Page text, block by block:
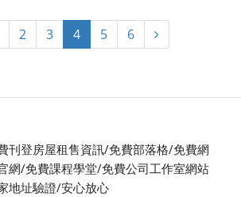
2 3 44 5 6
刊登房屋租售資訊/免費部落格/免費網
網/免費課程學堂/免費公司工作室網站
地址驗證/安心放心